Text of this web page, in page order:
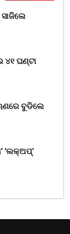
୪୧ ଘଣ୍ଟା
ବୁଡିଲେ
‘ଲକ୍‌ଅପ୍’